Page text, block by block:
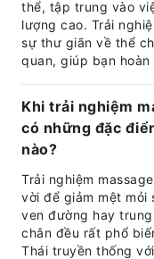
thể, tập trung vào
lượng cao. Trải
sự thư giãn về thể
quan, giúp bạn
Khi trải nghiệm
có những đặc
nào?
Trải nghiệm
vời để giảm mệt mỏi
ven đường hay
chân đều rất phổ
Thái truyền thống